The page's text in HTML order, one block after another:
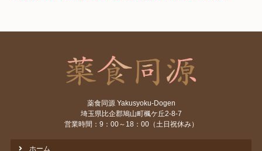
薬食同源 Yakusyoku-Dogen
埼玉県比企郡鳩山町楓ケ丘2-8-7
営業時間：9：00～18：00（土日祝休み）
ホーム